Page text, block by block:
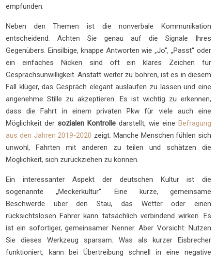
empfunden.
Neben den Themen ist die nonverbale Kommunikation
entscheidend. Achten Sie genau auf die Signale Ihres
Gegenübers. Einsilbige, knappe Antworten wie „Jo“, „Passt“ oder
ein einfaches Nicken sind oft ein klares Zeichen für
Gesprächsunwilligkeit. Anstatt weiter zu bohren, ist es in diesem
Fall klüger, das Gespräch elegant auslaufen zu lassen und eine
angenehme Stille zu akzeptieren. Es ist wichtig zu erkennen,
dass die Fahrt in einem privaten Pkw für viele auch eine
Möglichkeit der sozialen Kontrolle darstellt, wie eine Befragung
aus den Jahren 2019-2020 zeigt. Manche Menschen fühlen sich
unwohl, Fahrten mit anderen zu teilen und schätzen die
Möglichkeit, sich zurückziehen zu können.
Ein interessanter Aspekt der deutschen Kultur ist die
sogenannte „Meckerkultur“. Eine kurze, gemeinsame
Beschwerde über den Stau, das Wetter oder einen
rücksichtslosen Fahrer kann tatsächlich verbindend wirken. Es
ist ein sofortiger, gemeinsamer Nenner. Aber Vorsicht: Nutzen
Sie dieses Werkzeug sparsam. Was als kurzer Eisbrecher
funktioniert, kann bei Übertreibung schnell in eine negative